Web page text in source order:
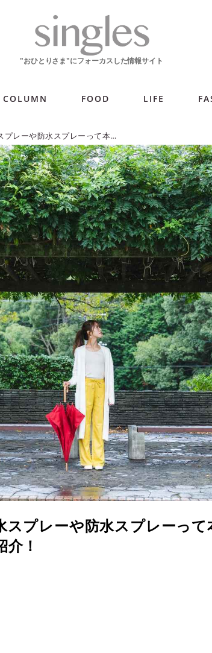
COLUMN FOOD LIFE
【知っておきたい！】撥水スプレーや防水スプレーって本当に効果あるの？ 選び方やおすすめ商品を紹介！
スプレーや防水スプレーっ
！